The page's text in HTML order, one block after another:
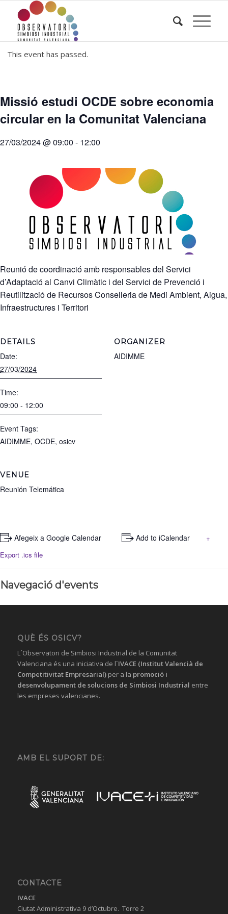
This event has passed.
Missió estudi OCDE sobre economia
circular en la Comunitat Valenciana
27/03/2024 @ 09:00 - 12:00
Reunió de coordinació amb responsables del Servici
d’Adaptació al Canvi Climàtic i del Servici de Prevenció i
Reutilització de RecursosConselleria de Medi Ambient, Aigua,
Infraestructures i Territori
DETAILS
Date:
27/03/2024
Time:
09:00 - 12:00
Event Tags:
AIDIMME, OCDE, osicv
ORGANIZER
AIDIMME
VENUE
Reunión Telemática
+ Afegeix a Google Calendar + Add to iCalendar
+
Export .ics file
Navegació d'events
QUÈ ÉS OSICV?
L´Observatori de Simbiosi Industrial de la Comunitat
Valenciana és una iniciativa de l´IVACE (Institut Valencià de
Competitivitat Empresarial)per a la promoció i
desenvolupament de solucions de Simbiosi Industrial entre
les empreses valencianes.
AMB EL SUPORT DE:
CONTACTE
IVACE
Ciutat Administrativa 9 d’Octubre. Torre 2